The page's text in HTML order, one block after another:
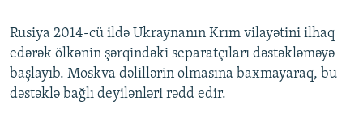
Rusiya 2014-cü ildə Ukraynanın Krım vilayətini ilhaq
edərək ölkənin şərqindəki separatçıları dəstəkləməyə
başlayıb. Moskva dəlillərin olmasına baxmayaraq, bu
dəstəklə bağlı deyilənləri rədd edir.